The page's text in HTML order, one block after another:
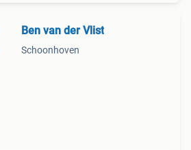
Ben van der Vlist
Schoonhoven